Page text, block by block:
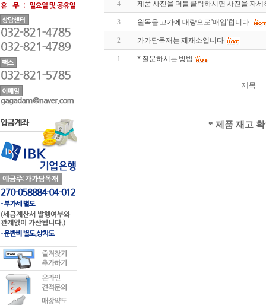
4 제품 사진을 더블 클릭하시면 사진을 자세
3 원목을 고가에 대량으로 '매입'합니다.
2 가가담목재는 제재소입니다
1 * 질문하시는 방법
* 제품 재고